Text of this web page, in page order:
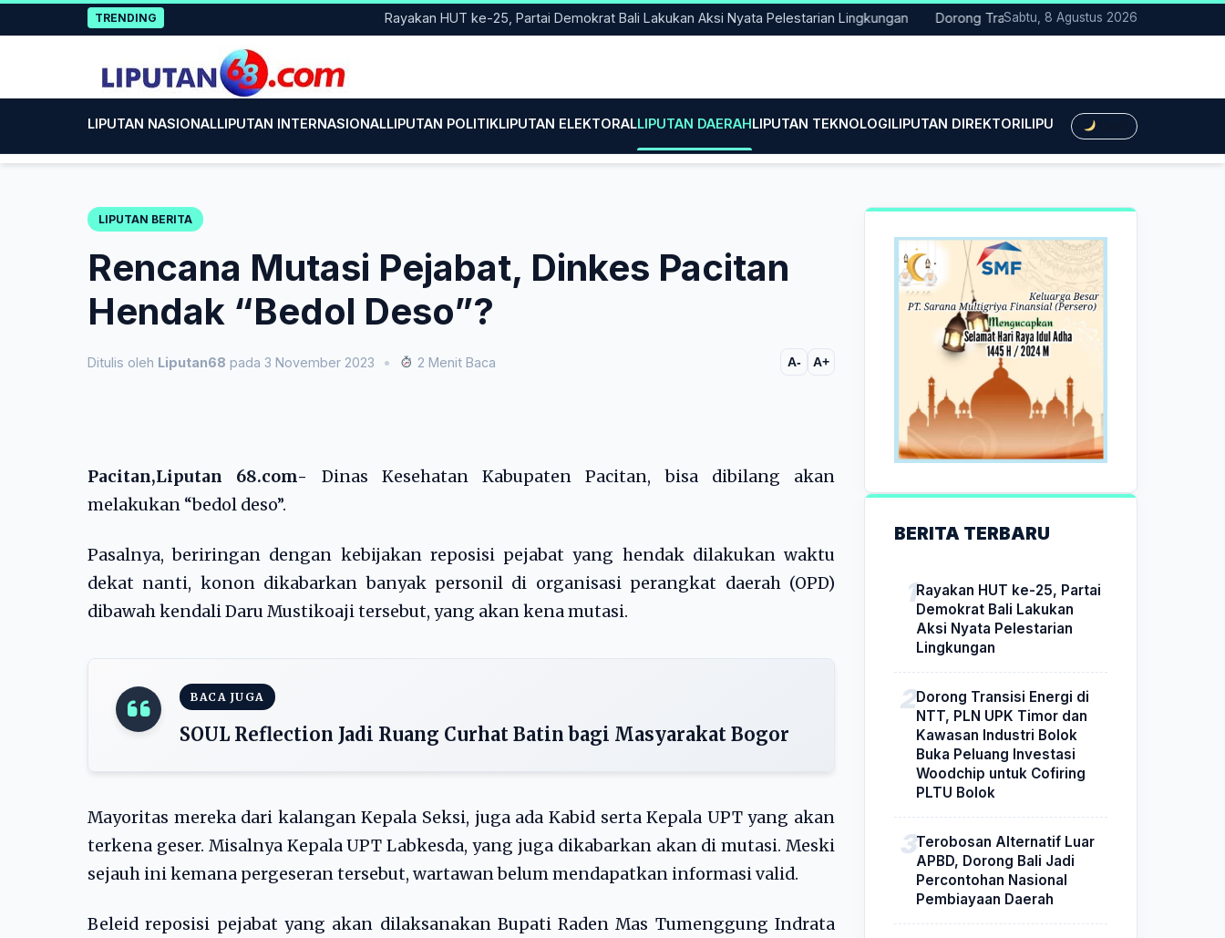
to
TRENDING Rayakan HUT ke-25, Partai Demokrat Bali Lakukan Aksi Nyata Pelestarian Lingkungan Dorong Transisi Energi di NTT, PLN UPK Timor dan
Sabtu, 8 Agustus 2026
LIPUTAN NASIONALLIPUTAN INTERNASIONALLIPUTAN POLITIKLIPUTAN ELEKTORALLIPUTAN DAERAHLIPUTAN TEKNOLOGILIPUTAN DIREKTORILIPUTAN HUKUMLIPUTAN
LIPUTAN BERITA
Rencana Mutasi Pejabat, Dinkes Pacitan
Hendak “Bedol Deso”?
Ditulis oleh Liputan68 pada 3 November 2023 • 2 Menit Baca A- A+
Pacitan,Liputan 68.com-
Dinas Kesehatan Kabupaten Pacitan, bisa dibilang akan
melakukan “bedol deso”.
Pasalnya, beriringan dengan kebijakan reposisi pejabat yang hendak dilakukan waktu
dekat nanti, konon dikabarkan banyak personil di organisasi perangkat daerah (OPD)
dibawah kendali Daru Mustikoaji tersebut, yang akan kena mutasi.
BACA JUGA
SOUL Reflection Jadi Ruang Curhat Batin bagi Masyarakat Bogor
Mayoritas mereka dari kalangan Kepala Seksi, juga ada Kabid serta Kepala UPT yang akan
terkena geser. Misalnya Kepala UPT Labkesda, yang juga dikabarkan akan di mutasi. Meski
sejauh ini kemana pergeseran tersebut, wartawan belum mendapatkan informasi valid.
Beleid reposisi pejabat yang akan dilaksanakan Bupati Raden Mas Tumenggung Indrata
BERITA TERBARU
Rayakan HUT ke-25, Partai
Demokrat Bali Lakukan
Aksi Nyata Pelestarian
Lingkungan
Dorong Transisi Energi di
NTT, PLN UPK Timor dan
Kawasan Industri Bolok
Buka Peluang Investasi
Woodchip untuk Cofiring
PLTU Bolok
Terobosan Alternatif Luar
APBD, Dorong Bali Jadi
Percontohan Nasional
Pembiayaan Daerah